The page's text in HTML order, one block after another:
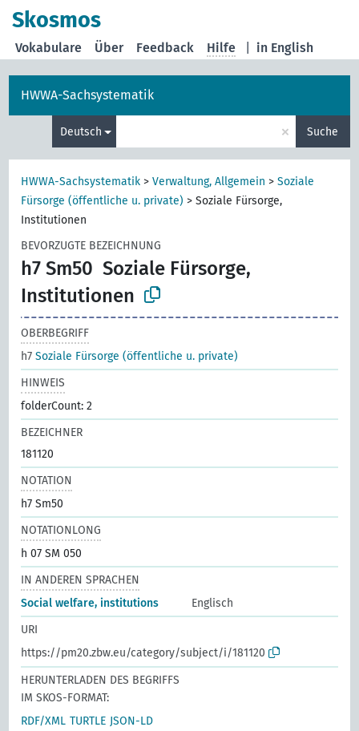
Skosmos
in English
Vokabulare Über Feedback Hilfe
HWWA-Sachsystematik
Deutsch × Suche
HWWA-Sachsystematik >Verwaltung, Allgemein >Soziale
Fürsorge (öffentliche u. private) >Soziale Fürsorge,
Institutionen
BEVORZUGTE BEZEICHNUNG
h7 Sm50 Soziale Fürsorge,
Institutionen
OBERBEGRIFF
h7Soziale Fürsorge (öffentliche u. private)
HINWEIS
folderCount: 2
BEZEICHNER
181120
NOTATION
h7 Sm50
NOTATIONLONG
h 07 SM 050
IN ANDEREN SPRACHEN
Social welfare, institutions
Englisch
URI
https://pm20.zbw.eu/category/subject/i/181120
HERUNTERLADEN DES BEGRIFFS
IM SKOS-FORMAT:
RDF/XML TURTLE JSON-LD